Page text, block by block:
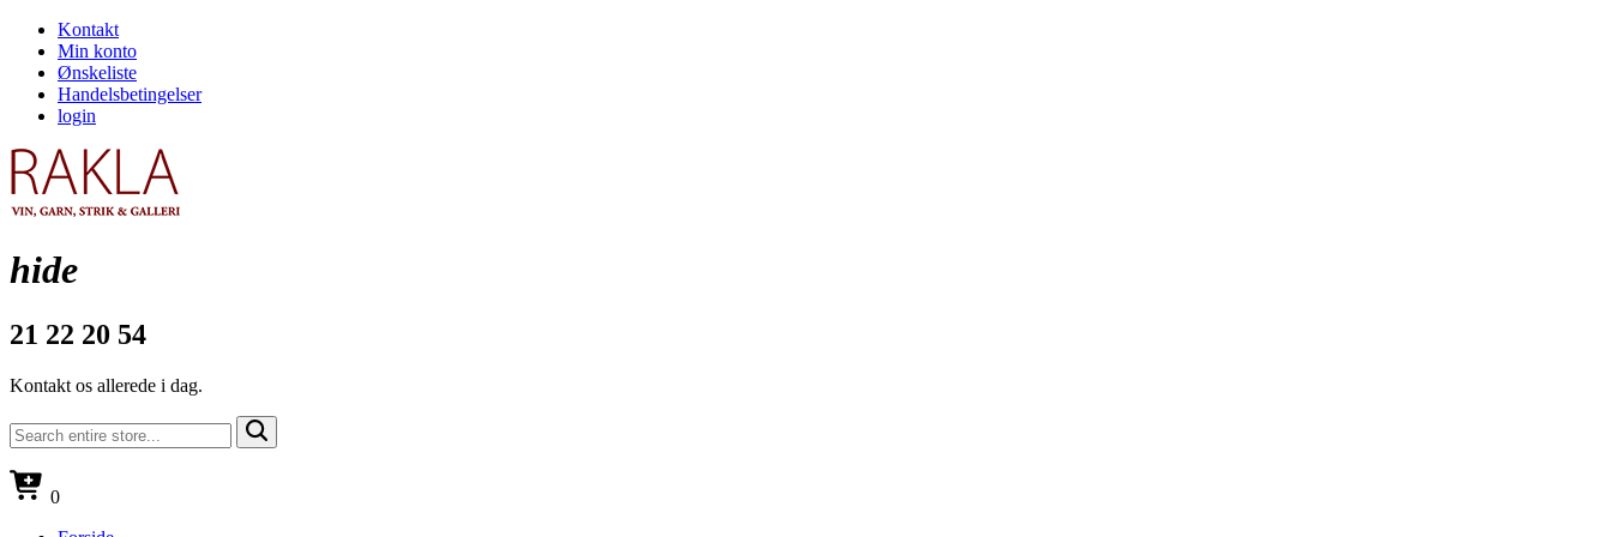
Kontakt
Min konto
Ønskeliste
Handelsbetingelser
login
hide
21 22 20 54
Kontakt os allerede i dag.
0